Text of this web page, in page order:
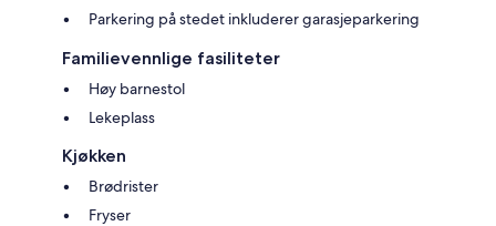
Parkering på stedet inkluderer garasjeparkering
Familievennlige fasiliteter
Høy barnestol
Lekeplass
Kjøkken
Brødrister
Fryser